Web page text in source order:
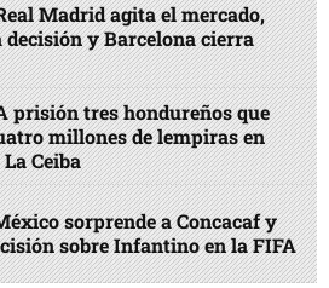
Madrid agita el mercado,
decisión y Barcelona cierra
prisión tres hondureños que
millones de lempiras en
Ceiba
sorprende a Concacaf y
sobre Infantino en la FIFA